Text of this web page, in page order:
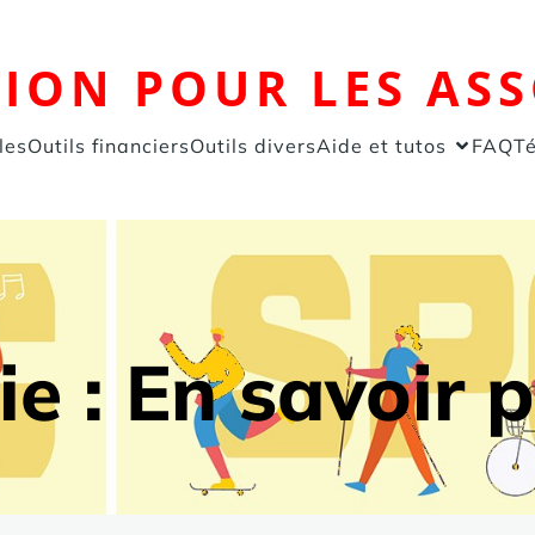
POUR LES
Outils financiersOutils diversAide et tutos FAQ
: En savoir